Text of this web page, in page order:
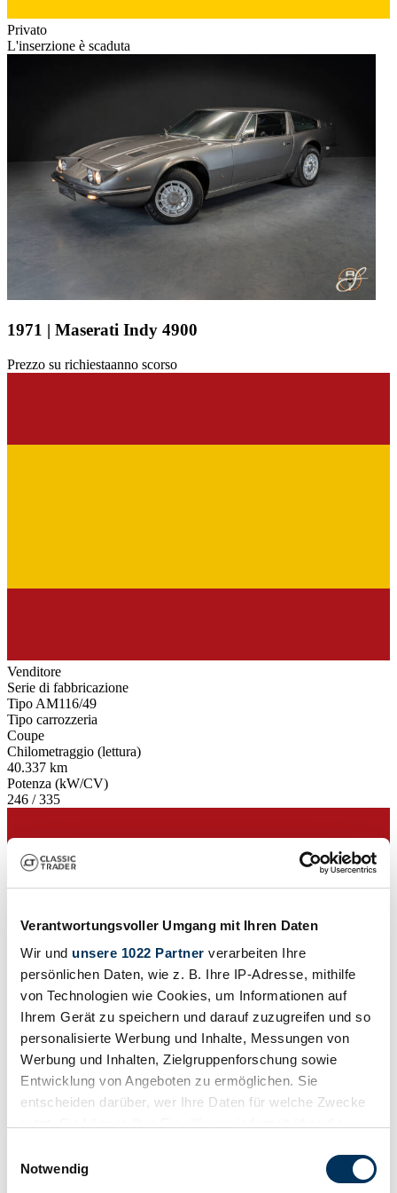
Verantwortungsvoller Umgang mit Ihren Daten
Wir und unsere 1022 Partner verarbeiten Ihre
persönlichen Daten, wie z. B. Ihre IP-Adresse, mithilfe
von Technologien wie Cookies, um Informationen auf
Ihrem Gerät zu speichern und darauf zuzugreifen und so
personalisierte Werbung und Inhalte, Messungen von
Werbung und Inhalten, Zielgruppenforschung sowie
Entwicklung von Angeboten zu ermöglichen. Sie
entscheiden darüber, wer Ihre Daten für welche Zwecke
Trigger Symbol ändern oder widerrufen
Notwendig
Privato
L'inserzione è scaduta
1971 | Maserati Indy 4900
Prezzo su richiestaanno scorso
Venditore
Serie di fabbricazione
Tipo AM116/49
Tipo carrozzeria
Coupe
Chilometraggio (lettura)
40.337 km
Potenza (kW/CV)
246 / 335
Venditore